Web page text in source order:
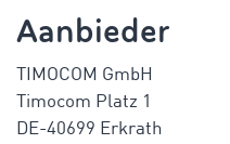
Aanbieder
TIMOCOM GmbH
Timocom Platz 1
DE-40699 Erkrath